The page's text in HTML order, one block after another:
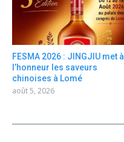
FESMA 2026 : JINGJIU met à
l’honneur les saveurs
chinoises à Lomé
août 5, 2026